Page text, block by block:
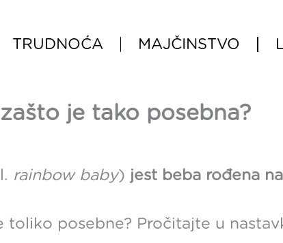
TRUDNOĆA MAJČINSTVO
je tako posebna?
rainbow baby) jest beba rođena
toliko posebne? Pročitajte u